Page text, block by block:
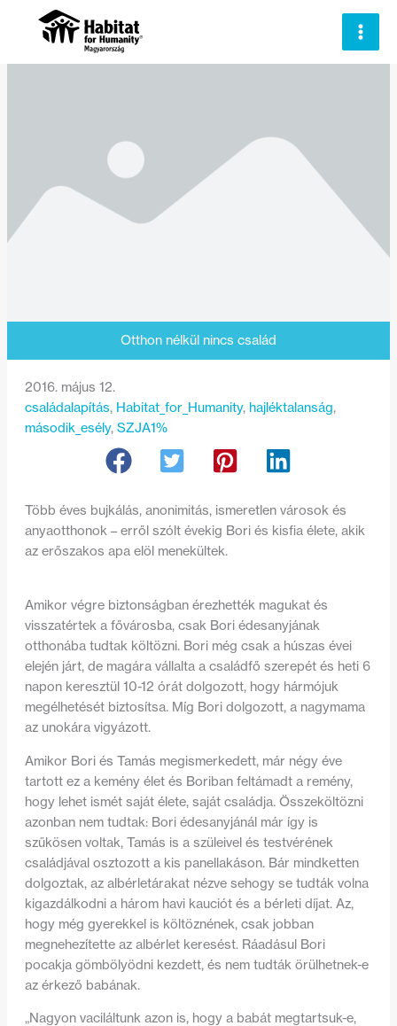
Otthon nélkül nincs család
2016. május 12.
családalapítás, Habitat_for_Humanity, hajléktalanság ,
második_esély, SZJA1%
Több éves bujkálás, anonimitás, ismeretlen városok és
anyaotthonok – erről szólt évekig Bori és kisfia élete, akik
az erőszakos apa elöl menekültek.
Amikor végre biztonságban érezhették magukat és
visszatértek a fővárosba, csak Bori édesanyjának
otthonába tudtak költözni. Bori még csak a húszas évei
elején járt, de magára vállalta a családfő szerepét és heti 6
napon keresztül 10-12 órát dolgozott, hogy hármójuk
megélhetését biztosítsa. Míg Bori dolgozott, a nagymama
az unokára vigyázott.
Amikor Bori és Tamás megismerkedett, már négy éve
tartott ez a kemény élet és Boriban feltámadt a remény,
hogy lehet ismét saját élete, saját családja. Összeköltözni
azonban nem tudtak: Bori édesanyjánál már így is
szűkösen voltak, Tamás is a szüleivel és testvérének
családjával osztozott a kis panellakáson. Bár mindketten
dolgoztak, az albérletárakat nézve sehogy se tudták volna
kigazdálkodni a három havi kauciót és a bérleti díjat. Az,
hogy még gyerekkel is költöznének, csak jobban
megnehezítette az albérlet keresést. Ráadásul Bori
pocakja gömbölyödni kezdett, és nem tudták örülhetnek-e
az érkező babának.
„Nagyon vaciláltunk azon is, hogy a babát megtartsuk-e,